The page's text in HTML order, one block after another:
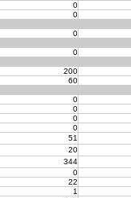
0
0
0
0
200
60
0
0
0
0
51
20
344
0
22
1